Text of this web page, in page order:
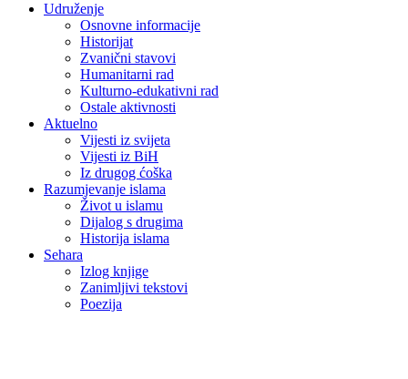
Udruženje
Osnovne informacije
Historijat
Zvanični stavovi
Humanitarni rad
Kulturno-edukativni rad
Ostale aktivnosti
Aktuelno
Vijesti iz svijeta
Vijesti iz BiH
Iz drugog ćoška
Razumjevanje islama
Život u islamu
Dijalog s drugima
Historija islama
Sehara
Izlog knjige
Zanimljivi tekstovi
Poezija